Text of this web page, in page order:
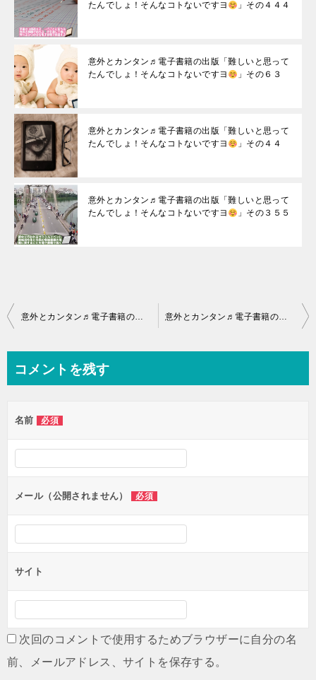
たんでしょ！そんなコトないですヨ
」その４４４
意外とカンタン♬電子書籍の出版「難しいと思って
たんでしょ！そんなコトないですヨ
」その６３
意外とカンタン♬電子書籍の出版「難しいと思って
たんでしょ！そんなコトないですヨ
」その４４
意外とカンタン♬電子書籍の出版「難しいと思って
たんでしょ！そんなコトないですヨ
」その３５５
投
ビ
ー
シ
ョ
ン
意外とカンタン♬電子書籍の出版「難しいと思ってたんでしょ！そんなコトないですヨ 意外とカンタン♬電子書籍の出版「難しいと思ってたんでしょ！そんなコトないですヨ
コメントを残す
名前 必須
メール（公開されません） 必須
サイト
次回のコメントで使用するためブラウザーに自分の名
前、メールアドレス、サイトを保存する。